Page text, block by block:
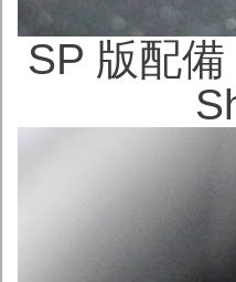
SP 版配